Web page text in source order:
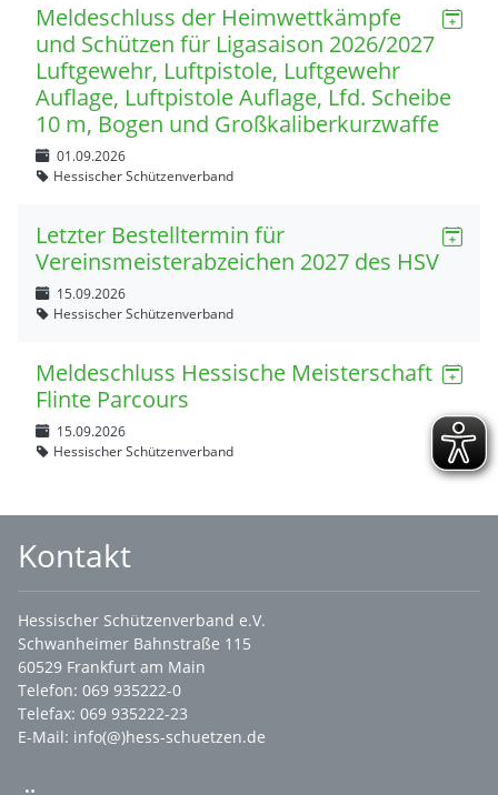
Meldeschluss der Heimwettkämpfe
und Schützen für Ligasaison 2026/2027
Luftgewehr, Luftpistole, Luftgewehr
Auflage, Luftpistole Auflage, Lfd. Scheibe
10 m, Bogen und Großkaliberkurzwaffe
01.09.2026
Hessischer Schützenverband
Letzter Bestelltermin für
Vereinsmeisterabzeichen 2027 des HSV
15.09.2026
Hessischer Schützenverband
Meldeschluss Hessische Meisterschaft
Flinte Parcours
15.09.2026
Hessischer Schützenverband
Kontakt
Hessischer Schützenverband e.V.
Schwanheimer Bahnstraße 115
60529 Frankfurt am Main
Telefon: 069 935222-0
Telefax: 069 935222-23
E-Mail: info(@)hess-schuetzen.de